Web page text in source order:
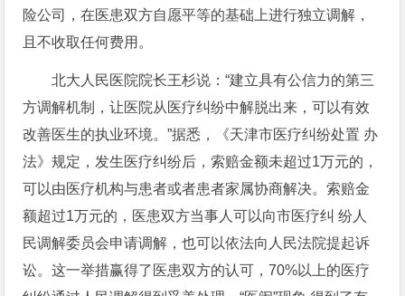
险公司，在医患双方自愿平等的基础上进行独立调解，
且不收取任何费用。
北大人民医院院长王杉说：“建立具有公信力的第三
方调解机制，让医院从医疗纠纷中解脱出来，可以有效
改善医生的执业环境。”据悉，《天津市医疗纠纷处置 办
法》规定，发生医疗纠纷后，索赔金额未超过1万元的，
可以由医疗机构与患者或者患者家属协商解决。索赔金
额超过1万元的，医患双方当事人可以向市医疗纠 纷人
民调解委员会申请调解，也可以依法向人民法院提起诉
讼。这一举措赢得了医患双方的认可，70%以上的医疗